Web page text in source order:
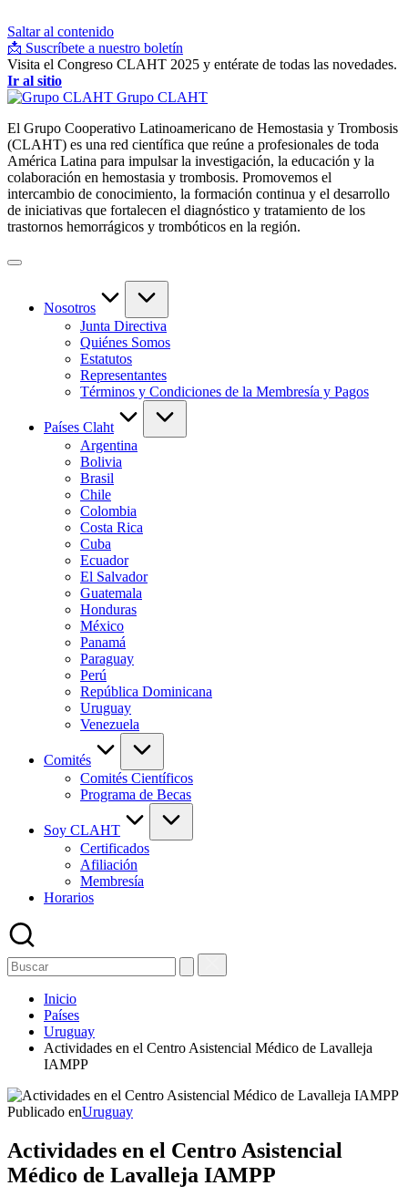
Saltar al contenido
📩 Suscríbete a nuestro boletín
Visita el Congreso CLAHT 2025 y entérate de todas las novedades.
Ir al sitio
Grupo CLAHT
El Grupo Cooperativo Latinoamericano de Hemostasia y Trombosis
(CLAHT) es una red científica que reúne a profesionales de toda
América Latina para impulsar la investigación, la educación y la
colaboración en hemostasia y trombosis. Promovemos el
intercambio de conocimiento, la formación continua y el desarrollo
de iniciativas que fortalecen el diagnóstico y tratamiento de los
trastornos hemorrágicos y trombóticos en la región.
Nosotros
Junta Directiva
Quiénes Somos
Estatutos
Representantes
Términos y Condiciones de la Membresía y Pagos
Países Claht
Argentina
Bolivia
Brasil
Chile
Colombia
Costa Rica
Cuba
Ecuador
El Salvador
Guatemala
Honduras
México
Panamá
Paraguay
Perú
República Dominicana
Uruguay
Venezuela
Comités
Comités Científicos
Programa de Becas
Soy CLAHT
Certificados
Afiliación
Membresía
Horarios
Inicio
Países
Uruguay
Actividades en el Centro Asistencial Médico de Lavalleja
IAMPP
Publicado enUruguay
Actividades en el Centro Asistencial
Médico de Lavalleja IAMPP